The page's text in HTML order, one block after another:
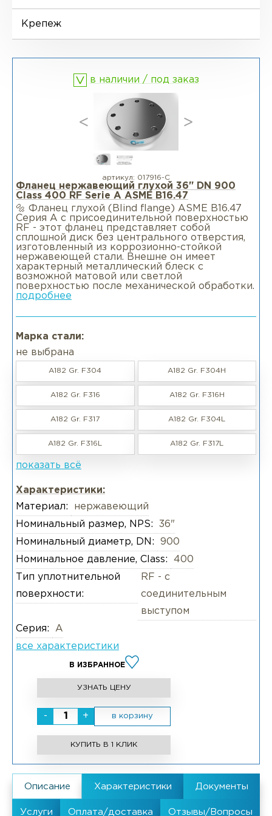
Отводы EN 10253-4
Отводы MSS SP-75
Переходы DIN 2616-1
Переходы DIN 2616-2
Ниппели
Втулки
Крепеж
в наличии / под заказ
артикул: 017916-С
Фланец нержавеющий глухой 36" DN 900
Class 400 RF Serie А ASME B16.47
🔩 Фланец глухой (Blind flange) ASME B16.47
Серия A c присоединительной поверхностью
RF - этот фланец представляет собой
сплошной диск без центрального отверстия,
изготовленный из коррозионно-стойкой
нержавеющей стали. Внешне он имеет
характерный металлический блеск с
возможной матовой или светлой
поверхностью после механической обработки.
подробнее
Марка стали:
не выбрана
A182 Gr. F304 A182 Gr. F304H
A182 Gr. F316 A182 Gr. F316H
A182 Gr. F317 A182 Gr. F304L
A182 Gr. F316L A182 Gr. F317L
показать всё
Характеристики:
Материал:
нержавеющий
Номинальный размер, NPS:
36"
Номинальный диаметр, DN:
900
Номинальное давление, Class:
400
Тип уплотнительной
поверхности:
RF - с
соединительным
выступом
Серия:
А
все характеристики
В ИЗБРАННОЕ
УЗНАТЬ ЦЕНУ
- + в корзину
КУПИТЬ В 1 КЛИК